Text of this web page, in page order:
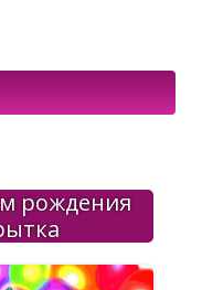
рождения